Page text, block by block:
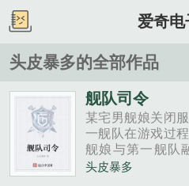
爱奇电
头皮暴多的全部作品
舰队司令
某宅男舰娘关闭
一舰队在游戏过
舰娘与第一舰队
了，平凡的他如
头皮暴多